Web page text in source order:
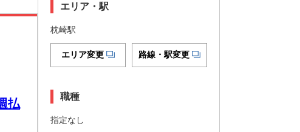
払
エリア・駅
枕崎駅
エリア変更 路線・駅変更
職種
指定なし